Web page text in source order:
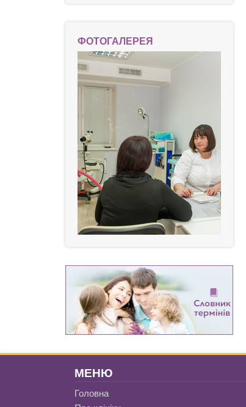
ФОТОГАЛЕРЕЯ
МЕНЮ
Головна